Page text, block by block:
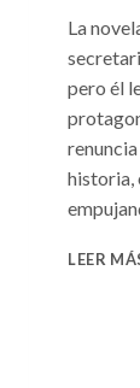
La
pero él
historia,
LEER